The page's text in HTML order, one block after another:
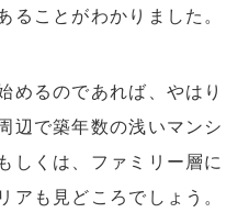
ることがわかりました。
めるのであれば、やはり
辺で築年数の浅いマンシ
しくは、ファミリー層に
アも見どころでしょう。